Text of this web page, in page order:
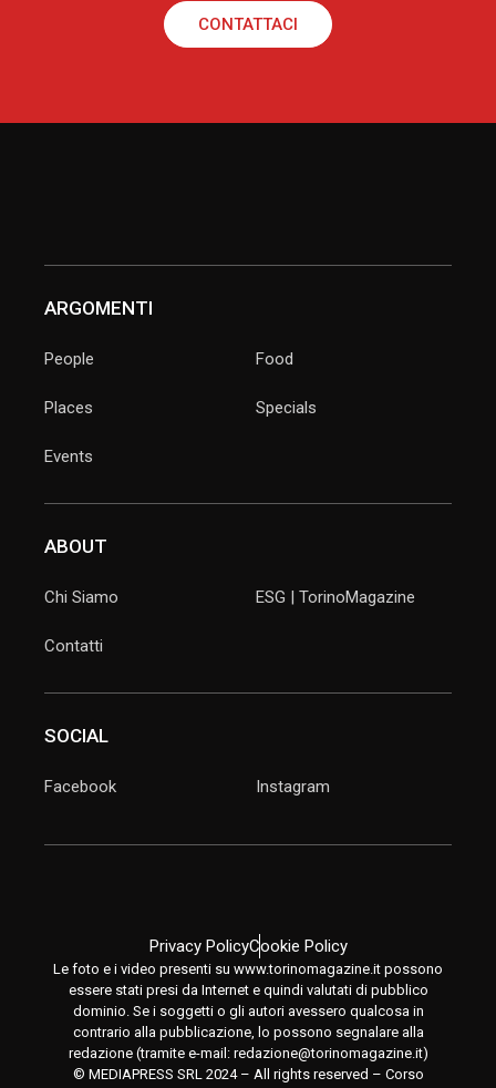
CONTATTACI
ARGOMENTI
People
Places
Events
Food
Specials
ABOUT
Chi Siamo
Contatti
ESG | TorinoMagazine
SOCIAL
Facebook Instagram
Privacy PolicyCookie Policy
Le foto e i video presenti su www.torinomagazine.it possono
essere stati presi da Internet e quindi valutati di pubblico
dominio. Se i soggetti o gli autori avessero qualcosa in
contrario alla pubblicazione, lo possono segnalare alla
redazione (tramite e-mail: redazione@torinomagazine.it)
© MEDIAPRESS SRL 2024 – All rights reserved – Corso